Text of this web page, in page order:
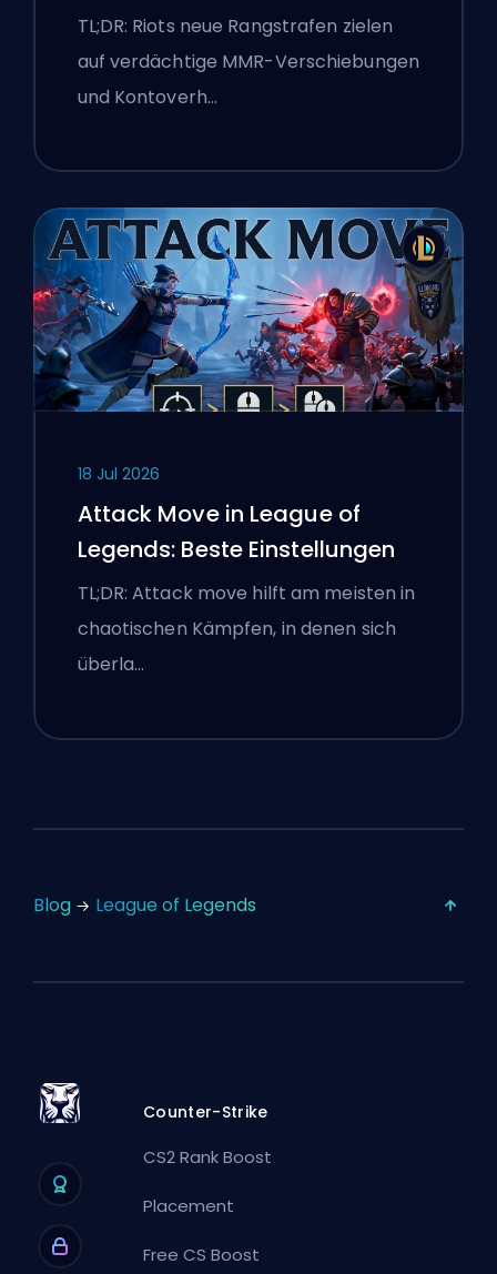
Boosting-Flaggen
TL;DR: Riots neue Rangstrafen zielen
auf verdächtige MMR-Verschiebungen
und Kontoverh…
18 Jul 2026
Attack Move in League of
Legends: Beste Einstellungen
TL;DR: Attack move hilft am meisten in
chaotischen Kämpfen, in denen sich
überla…
Blog League of Legends
Counter-Strike
CS2 Rank Boost
Placement
Free CS Boost